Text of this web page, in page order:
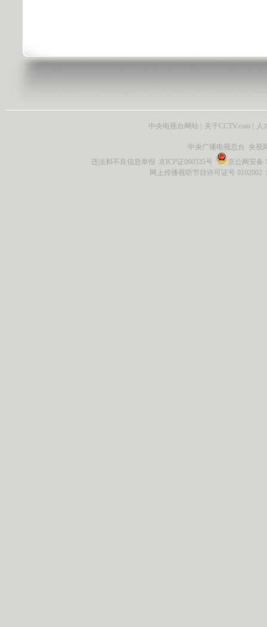
中央电视台网站 关于CCTV.com 人
中央广播电视总台 央视
违法和不良信息举报 京ICP证060535号
京公网安备
网上传播视听节目许可证号 0102002